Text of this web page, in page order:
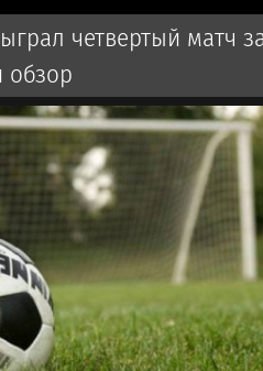
четвертый матч
обзор